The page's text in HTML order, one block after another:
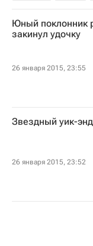
Весь мир
Петр Порошенко
Юный поклонник
закинул удочку
26 января 2015, 23:55
Звездный уик-
26 января 2015, 23:52